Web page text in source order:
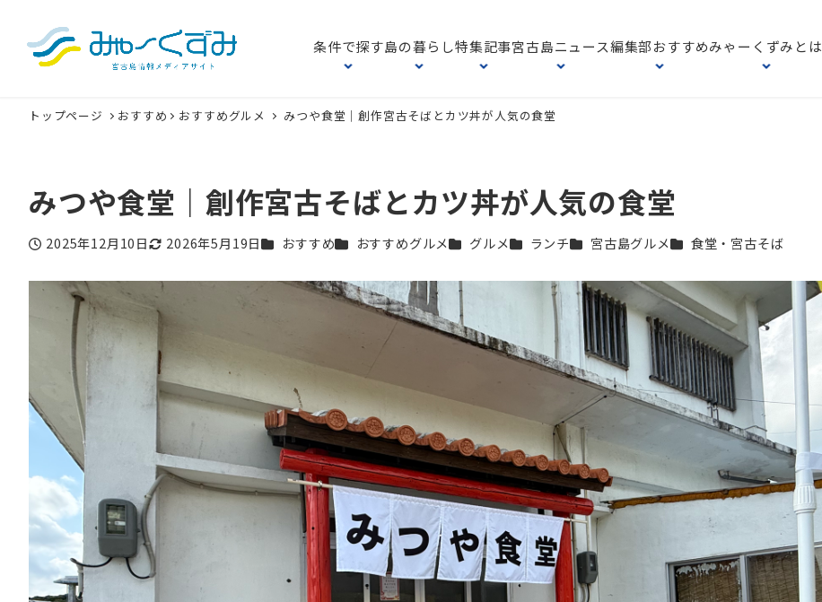
条件で探す島の暮らし特集記事宮古島ニュース編集部おすすめみゃーくずみとは
トップページ おすすめ おすすめグルメ みつや食堂｜創作宮古そばとカツ丼が人気の食堂
みつや食堂｜創作宮古そばとカツ丼が人気の食堂
投稿日
2025年12月10日
更新日
2026年5月19日カテゴリー
おすすめカテゴリー
おすすめグルメカテゴリー
グルメカテゴリー
ランチカテゴリー
宮古島グルメカテゴリー
食堂・宮古そば